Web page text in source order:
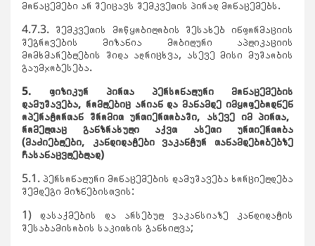
მონაცემები არ შეიცავს შემკვეთის პირად მონაცემებს.
4.7.3. შემკვეთის მოწყობილობის შესახებ ინფორმაციის
შეგროვების მიზანია მობილური აპლიკაციის
მომხმარებლების შიდა აღრიცხვა, ასევე მისი მუშაობის
გაუმჯობესება.
5. ფიზიკურ პირთა პერსონალური მონაცემების
დამუშავება, რომლებიც არიან და მანამდე იმყოფებოდნენ
ოპერატორთან შრომით ურთიერთობაში, ასევე იმ პირთა,
რომელთაც განზრახული აქვთ ასეთი ურთიერთობა
(მაძიებლები, კანდიდატები ვაკანტურ თანამდებობებზე
ჩასანაცვლებლად)
5.1. პერსონალური მონაცემების დამუშავება ხორციელდება
შემდეგი მიზნებისთვის:
1) დასაქმების და არსებულ ვაკანსიაზე კანდიდატის
შესაბამისობის საკითხის განხილვა;